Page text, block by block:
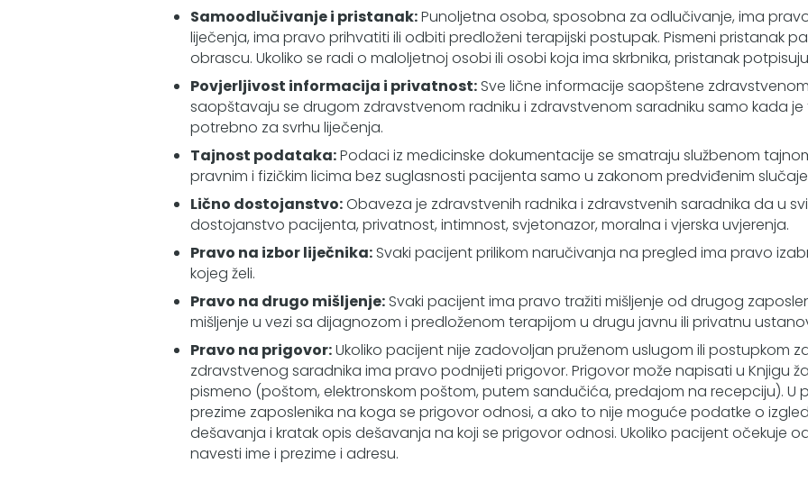
Samoodlučivanje i pristanak:Punoljetna osoba, sposobna za odlučivanje, ima
liječenja, ima pravo prihvatiti ili odbiti predloženi terapijski postupak. Pismeni pristanak
obrascu. Ukoliko se radi o maloljetnoj osobi ili osobi koja ima skrbnika, pristanak
Povjerljivost informacija i privatnost: Sve lične informacije saopštene
saopštavaju se drugom zdravstvenom radniku i zdravstvenom saradniku samo kada
potrebno za svrhu liječenja.
Tajnost podataka:Podaci iz medicinske dokumentacije se smatraju službenom
pravnim i fizičkim licima bez suglasnosti pacijenta samo u zakonom predviđenim
Lično dostojanstvo:Obaveza je zdravstvenih radnika i zdravstvenih saradnika da u
dostojanstvo pacijenta, privatnost, intimnost, svjetonazor, moralna i vjerska uvjerenja.
Pravo na izbor liječnika: Svaki pacijent prilikom naručivanja na pregled ima pravo
kojeg želi.
Pravo na drugo mišljenje: Svaki pacijent ima pravo tražiti mišljenje od drugog
mišljenje u vezi sa dijagnozom i predloženom terapijom u drugu javnu ili privatnu
Pravo na prigovor:Ukoliko pacijent nije zadovoljan pruženom uslugom ili postupkom
zdravstvenog saradnika ima pravo podnijeti prigovor. Prigovor može napisati u Knjigu
pismeno (poštom, elektronskom poštom, putem sandučića, predajom na recepciju). U
prezime zaposlenika na koga se prigovor odnosi, a ako to nije moguće podatke o
dešavanja i kratak opis dešavanja na koji se prigovor odnosi. Ukoliko pacijent očekuje
navesti ime i prezime i adresu.